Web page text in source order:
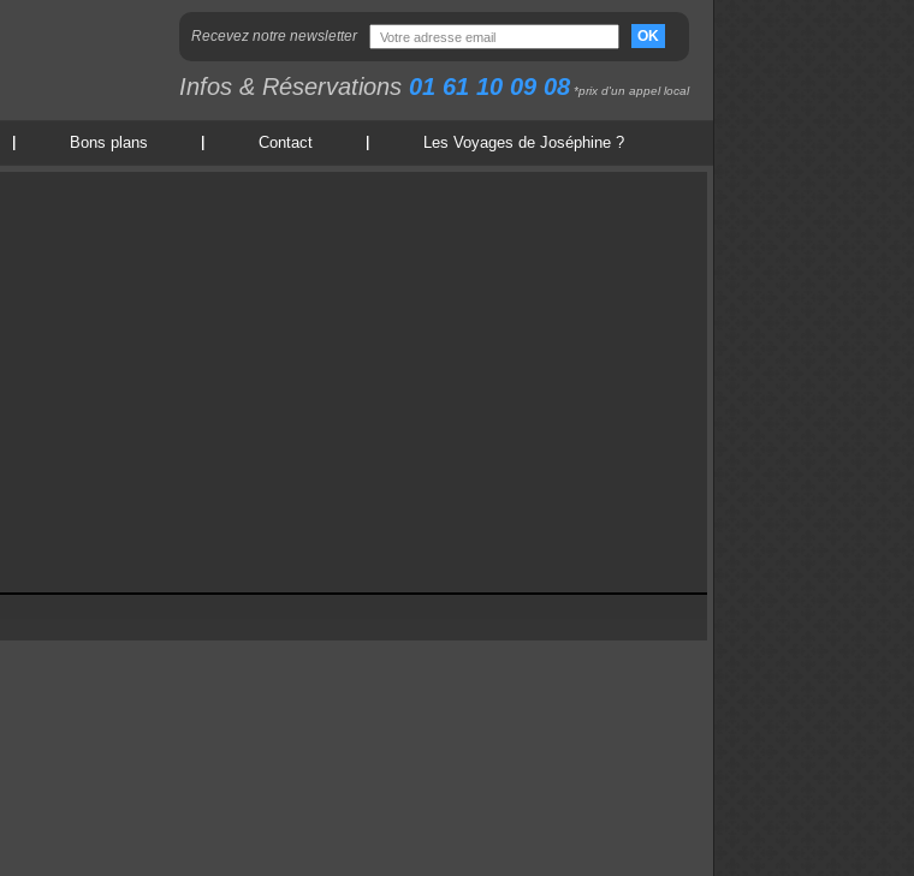
Recevez notre newsletter OK
Infos & Réservations 01 61 10 09 08 *prix d'un appel local
Bons plans Contact Les Voyages de Joséphine ?